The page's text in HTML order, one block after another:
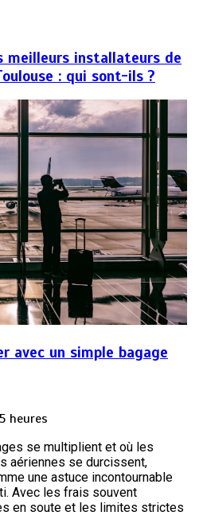
meilleurs installateurs de
: qui sont-ils ?
avec un simple bagage
heures
se multiplient et où les
aériennes se durcissent,
une astuce incontournable
Avec les frais souvent
en soute et les limites strictes